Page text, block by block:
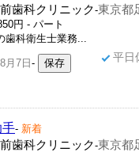
歯科クリニック-東京都
円 - パート
歯科衛生士業務...
8月7日 - 平日
手- 新着
歯科クリニック-東京都